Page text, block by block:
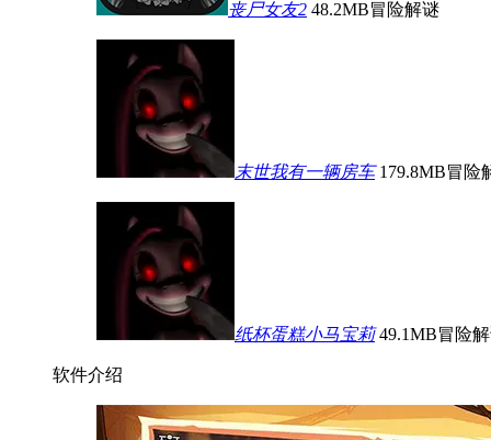
丧尸女友2 48.2MB冒险解谜
末世我有一辆房车 179.8MB冒险
纸杯蛋糕小马宝莉 49.1MB冒险
软件介绍